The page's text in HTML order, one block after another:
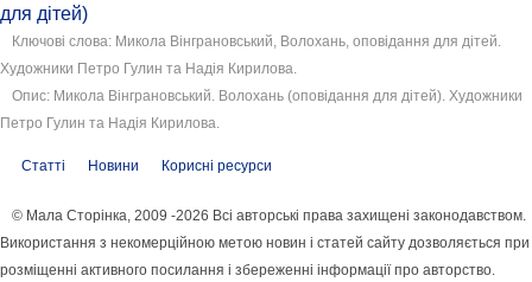
для дітей)
Ключові слова: Микола Вінграновський, Волохань, оповідання для дітей.
Художники Петро Гулин та Надія Кирилова.
Опис: Микола Вінграновський. Волохань (оповідання для дітей). Художники
Петро Гулин та Надія Кирилова.
Статті Новини Корисні ресурси
© Мала Сторінка, 2009 -2026 Всі авторські права захищені законодавством.
Використання з некомерційною метою новин і статей сайту дозволяється при
розміщенні активного посилання і збереженні інформації про авторство.